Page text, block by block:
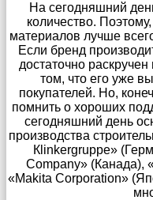
На сегодняшний
количество.
материалов лучше
Если бренд
достаточно раскручен
том, что его уже
покупателей. Но,
помнить о хороших
сегодняшний день
производства
Кlinkergruppe»
Company» (Канада),
«Makita Corporation»